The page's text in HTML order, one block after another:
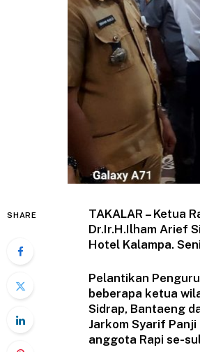
SHARE
TAKALAR – Ketua
Dr.Ir.H.Ilham Arief
Hotel Kalampa.
Pelantikan
beberapa ketua
Sidrap, Bantaeng
Jarkom Syarif
anggota Rapi se-